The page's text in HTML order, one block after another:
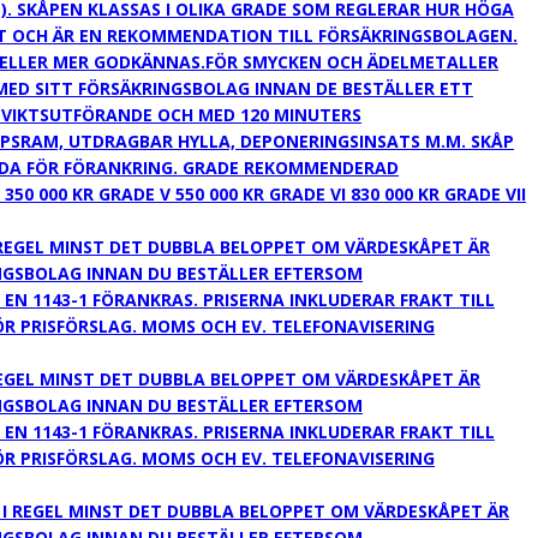
KLASSAS I OLIKA GRADE SOM REGLERAR HUR HÖGA
OCH ÄR EN REKOMMENDATION TILL FÖRSÄKRINGSBOLAGEN.
MER GODKÄNNAS.FÖR SMYCKEN OCH ÄDELMETALLER
SITT FÖRSÄKRINGSBOLAG INNAN DE BESTÄLLER ETT
OCH MED 120 MINUTERS
UTDRAGBAR HYLLA, DEPONERINGSINSATS M.M. SKÅP
FÖR FÖRANKRING. GRADE REKOMMENDERAD
000 KR GRADE V 550 000 KR GRADE VI 830 000 KR GRADE VII
MINST DET DUBBLA BELOPPET OM VÄRDESKÅPET ÄR
INNAN DU BESTÄLLER EFTERSOM
1143-1 FÖRANKRAS. PRISERNA INKLUDERAR FRAKT TILL
PRISFÖRSLAG. MOMS OCH EV. TELEFONAVISERING
MINST DET DUBBLA BELOPPET OM VÄRDESKÅPET ÄR
INNAN DU BESTÄLLER EFTERSOM
1143-1 FÖRANKRAS. PRISERNA INKLUDERAR FRAKT TILL
PRISFÖRSLAG. MOMS OCH EV. TELEFONAVISERING
MINST DET DUBBLA BELOPPET OM VÄRDESKÅPET ÄR